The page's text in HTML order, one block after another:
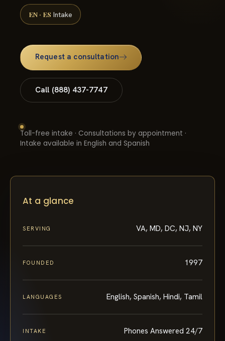
EN · ES Intake
Request a consultation
Call (888) 437-7747
Toll-free intake · Consultations by appointment ·
Intake available in English and Spanish
At a glance
SERVING VA, MD, DC, NJ, NY
FOUNDED 1997
LANGUAGES English, Spanish, Hindi, Tamil
INTAKE Phones Answered 24/7